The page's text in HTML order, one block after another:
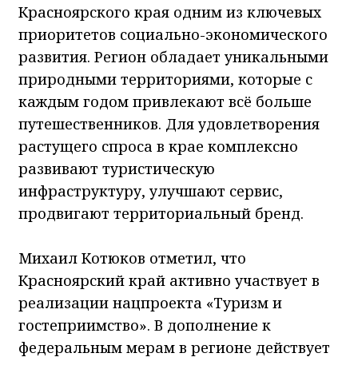
Красноярского края одним из ключевых
приоритетов социально-экономического
развития. Регион обладает уникальными
природными территориями, которые с
каждым годом привлекают всё больше
путешественников. Для удовлетворения
растущего спроса в крае комплексно
развивают туристическую
инфраструктуру, улучшают сервис,
продвигают территориальный бренд.
Михаил Котюков отметил, что
Красноярский край активно участвует в
реализации нацпроекта «Туризм и
гостеприимство». В дополнение к
федеральным мерам в регионе действует